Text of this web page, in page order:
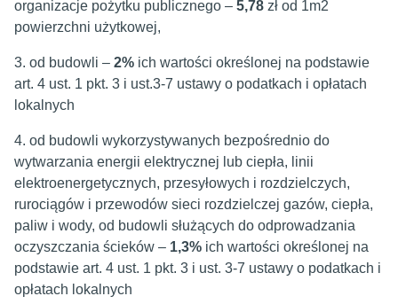
organizacje pożytku publicznego – 5,78 zł od 1m2
powierzchni użytkowej,
3. od budowli – 2% ich wartości określonej na podstawie
art. 4 ust. 1 pkt. 3 i ust.3-7 ustawy o podatkach i opłatach
lokalnych
4. od budowli wykorzystywanych bezpośrednio do
wytwarzania energii elektrycznej lub ciepła, linii
elektroenergetycznych, przesyłowych i rozdzielczych,
rurociągów i przewodów sieci rozdzielczej gazów, ciepła,
paliw i wody, od budowli służących do odprowadzania
oczyszczania ścieków – 1,3% ich wartości określonej na
podstawie art. 4 ust. 1 pkt. 3 i ust. 3-7 ustawy o podatkach i
opłatach lokalnych